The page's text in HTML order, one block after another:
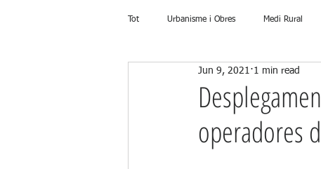
Tot Urbanisme i Obres Medi Rural
Serveis Públics Promoció Econòmica
operadores
Jun 9, 2021 1 min read